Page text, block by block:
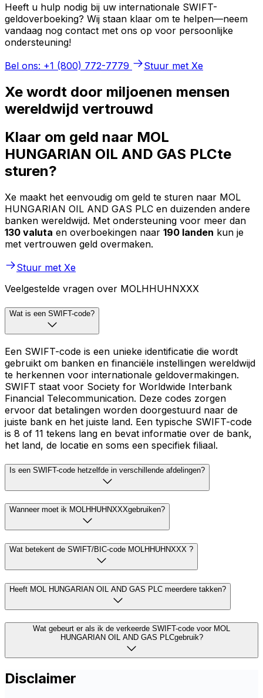
Heeft u hulp nodig bij uw internationale SWIFT-
geldoverboeking? Wij staan klaar om te helpen—neem
vandaag nog contact met ons op voor persoonlijke
ondersteuning!
Bel ons: +1 (800) 772-7779
Stuur met Xe
Xe wordt door miljoenen mensen
wereldwijd vertrouwd
Klaar om geld naar MOL
HUNGARIAN OIL AND GAS PLCte
sturen?
Xe maakt het eenvoudig om geld te sturen naar MOL
HUNGARIAN OIL AND GAS PLC en duizenden andere
banken wereldwijd. Met ondersteuning voor meer dan
130 valuta en overboekingen naar 190 landen kun je
met vertrouwen geld overmaken.
Stuur met Xe
Veelgestelde vragen over MOLHHUHNXXX
Wat is een SWIFT-code?
Een SWIFT-code is een unieke identificatie die wordt
gebruikt om banken en financiële instellingen wereldwijd
te herkennen voor internationale geldovermakingen.
SWIFT staat voor Society for Worldwide Interbank
Financial Telecommunication. Deze codes zorgen
ervoor dat betalingen worden doorgestuurd naar de
juiste bank en het juiste land. Een typische SWIFT-code
is 8 of 11 tekens lang en bevat informatie over de bank,
het land, de locatie en soms een specifiek filiaal.
Is een SWIFT-code hetzelfde in verschillende afdelingen?
Wanneer moet ik MOLHHUHNXXXgebruiken?
Wat betekent de SWIFT/BIC-code MOLHHUHNXXX ?
Heeft MOL HUNGARIAN OIL AND GAS PLC meerdere takken?
Wat gebeurt er als ik de verkeerde SWIFT-code voor MOL
HUNGARIAN OIL AND GAS PLCgebruik?
Disclaimer